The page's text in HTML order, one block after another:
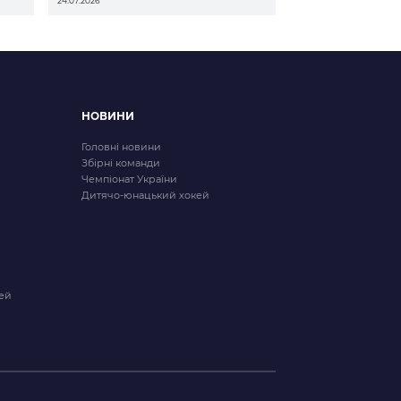
НОВИНИ
Головні новини
Збірні команди
Чемпіонат України
Дитячо-юнацький хокей